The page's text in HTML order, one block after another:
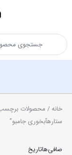
خانه/ محصولات برچسب
ستارهآبخوری جامبو”
صافی‌هاتاریخ